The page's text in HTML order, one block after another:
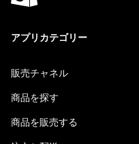
アプリカテゴリー
販売チャネル
商品を探す
商品を販売する